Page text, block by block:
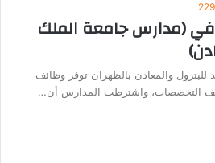
229
في (مدارس جامعة الملك
والمعادن بالظهران توفر وظائف
التخصصات، واشترطت المدارس أن…